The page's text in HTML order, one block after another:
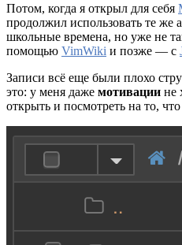
Потом, когда я открыл для себя
продолжил использовать те же
школьные времена, но уже не
помощью VimWiki и позже — с
Записи всё еще были плохо
это: у меня даже мотивации не
открыть и посмотреть на то,